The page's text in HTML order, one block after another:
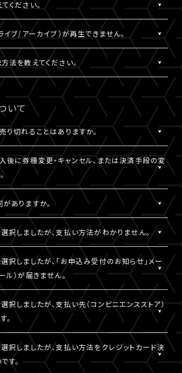
ください。
境をご確認ください。
イブ/アーカイブ）が再生できません。
認ください。推奨環境でも再生できない場合はこち
ください。
法を教えてください。
法の⼀例を こちら
でご紹介しております。
サービスの推奨環境ではありません。
、あくまで推奨環境ではないことをご理解・ご了
テスト視聴をお試しください。
聴中に生じた不具合に関しては、当サービスは
かねます。
聴をご希望の場合は、サンプル動画視聴ページ
映像と音声が正常に再生できることをご確認の
断で視聴チケットのご購入をご検討ください。
いて
り切れることはありますか。
トの売り切れはございません。ただし公演・券種に
りがある場合がございます。
売ページでご確認ください。
後に券種変更・キャンセル、または決済手段の変
れた視聴チケットの券種変更・キャンセルは一切
。
決済の場合、即時決済となります。
場合、お支払いがお済みでない場合のみ、券種
が可能です。
ありますか。
決済、コンビニ決済がご利用いただけます。
LIVESHIP」と表示されます。
択しましたが、支払い方法がわかりません。
払い方法は、下記よりご確認ください。
い方法（手順4以降）
トップ
support/how_to_pay/cvs/
ト
support/how_to_pay/cvs/
support/how_to_pay/cvs/
択しましたが、「お申込み受付のお知らせ」メー
ル）が届きません。
択された場合、「お申込み受付のお知らせ」メー
ル）は、視聴チケット販売ページでご入力いただ
アドレス）宛に【@liveship.tokyo】ドメインから
て自動振り分け・受信拒否されていないかご確
択しましたが、支払い先（コンビニエンスストア）
。
払先（コンビニエンスストア）を変更する場合は、
チケット購入情報」より、支払先を変更したいチケ
択しましたが、支払い方法をクレジットカード決
す。